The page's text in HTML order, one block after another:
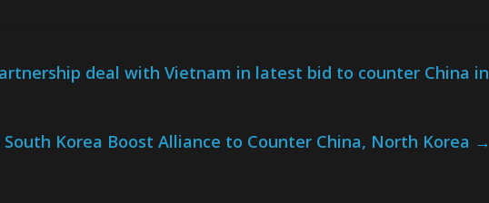
deal with Vietnam in latest bid to counter China in
South Korea Boost Alliance to Counter China, North Korea →